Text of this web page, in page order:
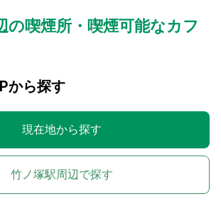
の喫煙所・喫煙可能なカフ
から探す
現在地から探す
竹ノ塚駅周辺で探す